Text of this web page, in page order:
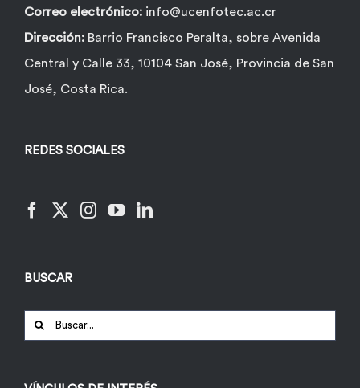
Correo electrónico: info@ucenfotec.ac.cr
Dirección: Barrio Francisco Peralta, sobre Avenida
Central y Calle 33, 10104 San José, Provincia de San
José, Costa Rica.
REDES SOCIALES
BUSCAR
Buscar: